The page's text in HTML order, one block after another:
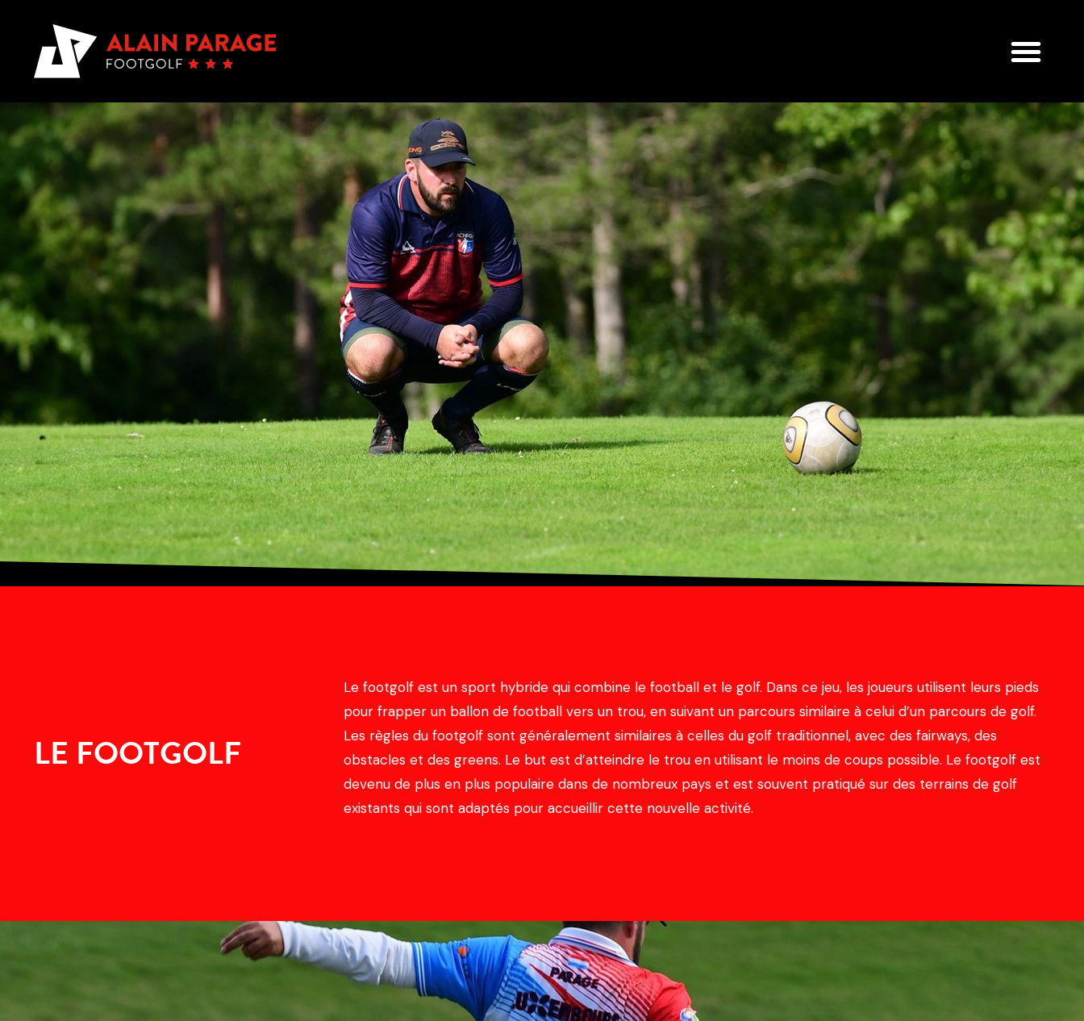
LE FOOTGOLF
Le footgolf est un sport hybride qui combine le football et le golf. Dans ce jeu, les joueurs utilisent leurs pieds
pour frapper un ballon de football vers un trou, en suivant un parcours similaire à celui d’un parcours de golf.
Les règles du footgolf sont généralement similaires à celles du golf traditionnel, avec des fairways, des
obstacles et des greens. Le but est d’atteindre le trou en utilisant le moins de coups possible. Le footgolf est
devenu de plus en plus populaire dans de nombreux pays et est souvent pratiqué sur des terrains de golf
existants qui sont adaptés pour accueillir cette nouvelle activité.